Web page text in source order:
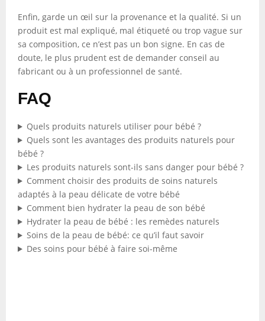
Enfin, garde un œil sur la provenance et la qualité. Si un
produit est mal expliqué, mal étiqueté ou trop vague sur
sa composition, ce n’est pas un bon signe. En cas de
doute, le plus prudent est de demander conseil au
fabricant ou à un professionnel de santé.
FAQ
Quels produits naturels utiliser pour bébé ?
Quels sont les avantages des produits naturels pour
bébé ?
Les produits naturels sont-ils sans danger pour bébé ?
Comment choisir des produits de soins naturels
adaptés à la peau délicate de votre bébé
Comment bien hydrater la peau de son bébé
Hydrater la peau de bébé : les remèdes naturels
Soins de la peau de bébé: ce qu’il faut savoir
Des soins pour bébé à faire soi-même